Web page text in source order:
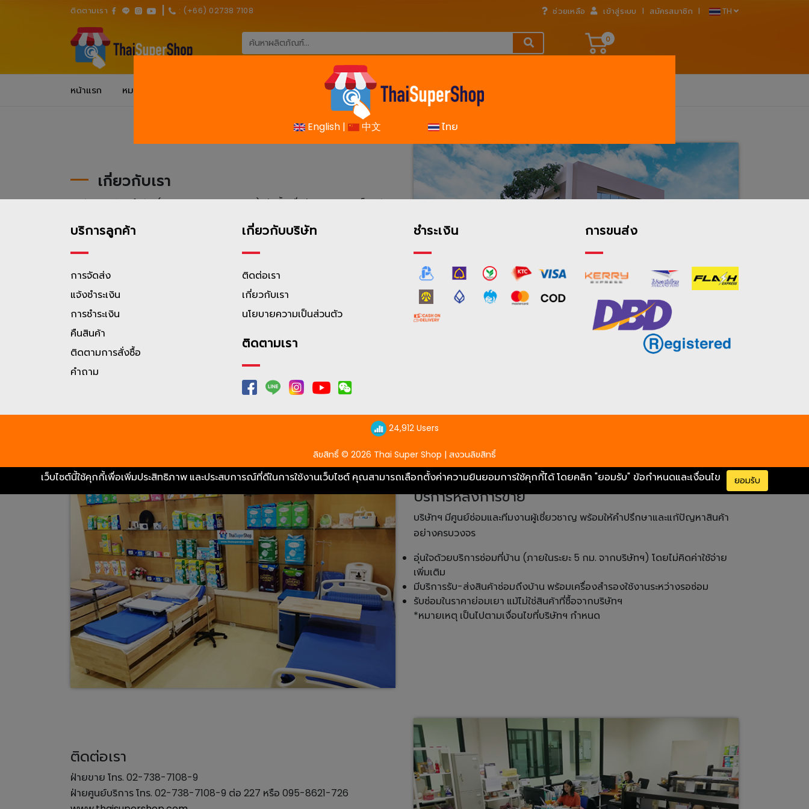
ติดตามเรา I : (+66) 02738 7108 ช่วยเหลือ เข้าสู่ระบบ I สมัครสมาชิก I TH
0
หน้าแรก หมวดหมู่สินค้า ติดตามการสั่งซื้อ เกี่ยวกับเรา ติดต่อเรา
เกี่ยวกับเรา
บริษัท เพอร์มา จำกัด (ThaiSuperShop.com) ก่อตั้งเมื่อปี พ.ศ. 2540 เป็นผู้จัด
ออกซิเจน เครื่องวัดความดัน รถเข็นผู้ป่วย เครื่อง เครื่องดูดเสมหะ และแผ่น
ทำความร้อน เป็นต้น
จุดเด่นของเรา
ประสบการณ์ยาวนานกว่า 20 ปี ลูกค้าทั่วประเทศไว้วางใจ
บริการหลังการขาย
บริษัทฯ มีศูนย์ซ่อมและทีมงานผู้เชี่ยวชาญ พร้อมให้คำปรึกษาและแก้ปัญหาสินค้า
อย่างครบวงจร
อุ่นใจด้วยบริการซ่อมที่บ้าน (ภายในระยะ 5 กม. จากบริษัทฯ) โดยไม่คิดค่าใช้จ่าย
เพิ่มเติม
มีบริการรับ-ส่งสินค้าซ่อมถึงบ้าน พร้อมเครื่องสำรองใช้งานระหว่างรอซ่อม
รับซ่อมในราคาย่อมเยา แม้ไม่ใช่สินค้าที่ซื้อจากบริษัทฯ
*หมายเหตุ เป็นไปตามเงื่อนไขที่บริษัทฯ กำหนด
ติดต่อเรา
ฝ่ายขาย โทร. 02-738-7108-9
ฝ่ายศูนย์บริการ โทร. 02-738-7108-9 ต่อ 227 หรือ 095-8621-726
English | 中文 ไทย
บริการลูกค้า
การจัดส่ง
แจ้งชำระเงิน
การชำระเงิน
คืนสินค้า
ติดตามการสั่งซื้อ
คำถาม
เกี่ยวกับบริษัท
ติดต่อเรา
เกี่ยวกับเรา
นโยบายความเป็นส่วนตัว
ติดตามเรา
ชำระเงิน การขนส่ง
24,912 Users
ลิขสิทธิ์ © 2026 Thai Super Shop | สงวนลิขสิทธิ์
เว็บไซต์นี้ใช้คุกกี้เพื่อเพิ่มประสิทธิภาพ และประสบการณ์ที่ดีในการใช้งานเว็บไซต์ คุณสามารถเลือกตั้งค่าความยินยอมการใช้คุกกี้ได้ โดยคลิก "ยอมรับ" ข้อกำหนดและเงื่อนไข ยอมรับ